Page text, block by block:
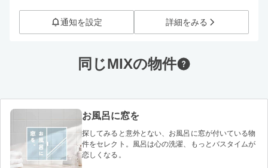
通知を設定 詳細をみる
同じMIXの物件
お風呂に窓を
探してみると意外とない、お風呂に窓が付いている物
件をセレクト。風呂は心の洗濯、もっとバスタイムが
恋しくなる。